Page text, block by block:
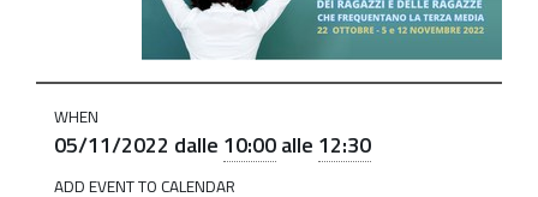
consapevole:
WHEN
05/11/2022 dalle 10:00alle 12:30
ADD EVENT TO CALENDAR